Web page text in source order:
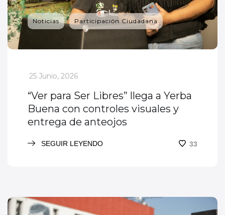
Noticias Participación Ciudadana
_
25 Junio, 2026
“Ver para Ser Libres” llega a Yerba
Buena con controles visuales y
entrega de anteojos
SEGUIR LEYENDO 33